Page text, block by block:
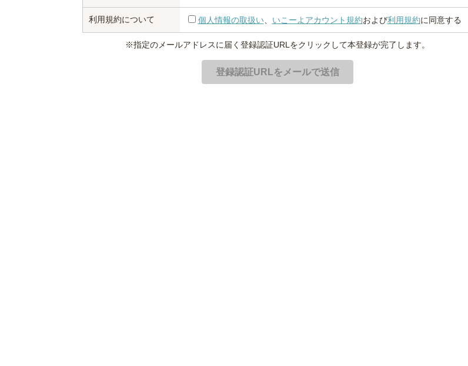
利用規約について 個人情報の取扱い、 いこーよアカウント規約および利用規約に同意する
※指定のメールアドレスに届く登録認証URLをクリックして本登録が完了します。